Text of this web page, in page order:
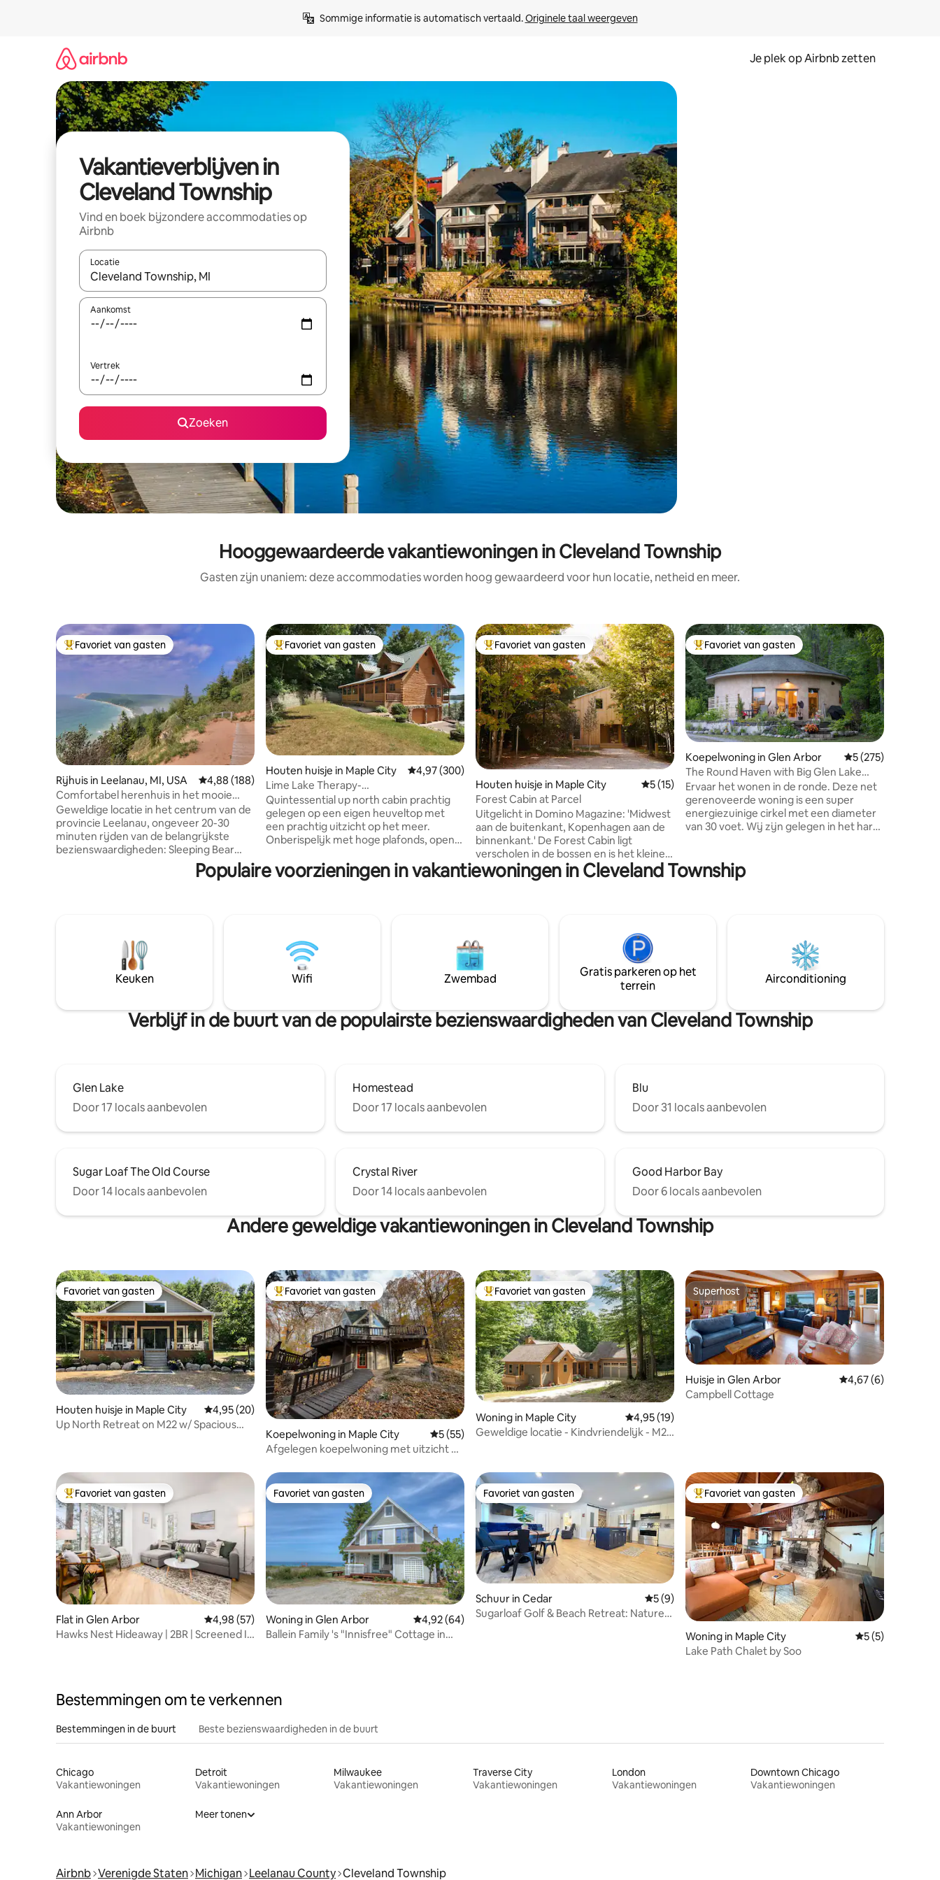
Sommige informatie is automatisch vertaald. Originele taal weergeven
Je plek op Airbnb zetten
Vakantieverblijven in
Cleveland Township
Vind en boek bijzondere accommodaties op
Airbnb
Locatie
Wanneer er resultaten beschikbaar zijn, maak je een keuze met je de pijltjestoetsen omhoog en omlaag, óf door te tikken of swipen.
Aankomst
Vertrek
Zoeken
Hooggewaardeerde vakantiewoningen in Cleveland Township
Gasten zijn unaniem: deze accommodaties worden hoog gewaardeerd voor hun locatie, netheid en meer.
Topfavoriet van gasten
Favoriet van gasten
Rijhuis in Leelanau, MI, USA Gemiddelde beoordeling van 4,88 op 5, 188 recensies
4,88 (188)
Comfortabel herenhuis in het mooie
Leelanau~
Geweldige locatie in het centrum van de
provincie Leelanau, ongeveer 20-30
minuten rijden van de belangrijkste
bezienswaardigheden: Sleeping Bear
Dunes, Traverse City (Cherry Festival en
Film Festival), Leland Fishtown, Sutton 's
appartement een geweldige plek om te
ontspannen en te ontspannen. Kom en
ontdek alles wat het gebied te bieden
heeft: zomervakanties, herfstkleur- en
lentebloesems!
Topfavoriet van gasten
Favoriet van gasten
Houten huisje in Maple City Gemiddelde beoordeling van 4,97 op 5, 300 recensies
4,97 (300)
Lime Lake Therapy-
HotTub/PingPong/Private Dock/AC
Quintessential up north cabin prachtig
gelegen op een eigen heuveltop met
een prachtig uitzicht op het meer.
Onberispelijk met hoge plafonds, open
Begane grond master bedroom suite
met uitzicht op het sprankelende blauwe
aan de overkant van de straat met een
NIEUW dok, vuurplaats en picknickplaats.
Puur, mooi Leelanau ten beste! 39
minuten om Crystal Mt.!
Topfavoriet van gasten
Favoriet van gasten
Houten huisje in Maple City Gemiddelde beoordeling van 5 op 5, 15 recensies
5 (15)
Forest Cabin at Parcel
Uitgelicht in Domino Magazine: 'Midwest
aan de buitenkant, Kopenhagen aan de
binnenkant.' De Forest Cabin ligt
verscholen in de bossen en is het kleine
zusje van de Meadow Cabin. Het is de
kleinste van onze twee hutten, met
Scandinavisch design. De Forest Cabin
heeft een slaapkamer op de begane
grond, een loftslaapkamer op de tweede
verdieping, een badkamer en een
Topfavoriet van gasten
Favoriet van gasten
Koepelwoning in Glen Arbor Gemiddelde
5 (275)
The Round Haven with Big Glen Lake
Access
Ervaar het wonen in de ronde. Deze net
gerenoveerde woning is een super
energiezuinige cirkel met een diameter
van 30 voet. Wij zijn gelegen in het hart
openbare toegang op Big Glen Lake. Een
plek om te beleven, te ontspannen en te
schilderachtige steden te verkennen.
We hopen dat je inspiratie en verjonging
vindt.
Populaire voorzieningen in vakantiewoningen in Cleveland Township
Keuken Wifi Zwembad
Gratis parkeren op het
terrein
Airconditioning
Verblijf in de buurt van de populairste bezienswaardigheden van Cleveland Township
Glen Lake
Door 17 locals aanbevolen
Homestead
Door 17 locals aanbevolen
Blu
Door 31 locals aanbevolen
Sugar Loaf The Old Course
Door 14 locals aanbevolen
Crystal River
Door 14 locals aanbevolen
Good Harbor Bay
Door 6 locals aanbevolen
Andere geweldige vakantiewoningen in Cleveland Township
Favoriet van gasten
Favoriet van gasten
Houten huisje in Maple City Gemiddelde beoordeling van 4,95 op 5, 20 recensies
4,95 (20)
Up North Retreat on M22 w/ Spacious
Topfavoriet van gasten
Favoriet van gasten
Koepelwoning in Maple City Gemiddelde beoordeling van 5 op 5, 55 recensies
5 (55)
Afgelegen koepelwoning met uitzicht op
Topfavoriet van gasten
Favoriet van gasten
Woning in Maple City Gemiddelde beoordeling van 4,95 op 5, 19 recensies
4,95 (19)
Geweldige locatie - Kindvriendelijk - M22
Superhost
Superhost
Huisje in Glen Arbor Gemiddelde
4,67 (6)
Campbell Cottage
Topfavoriet van gasten
Favoriet van gasten
Flat in Glen Arbor Gemiddelde beoordeling van 4,98 op 5, 57 recensies
4,98 (57)
Hawks Nest Hideaway | 2BR | Screened In
Favoriet van gasten
Favoriet van gasten
Woning in Glen Arbor Gemiddelde beoordeling van 4,92 op 5, 64 recensies
4,92 (64)
Ballein Family 's "Innisfree" Cottage in
Favoriet van gasten
Favoriet van gasten
Schuur in Cedar Gemiddelde beoordeling van 5 op 5, 9 recensies
5 (9)
Sugarloaf Golf & Beach Retreat: Nature
Topfavoriet van gasten
Favoriet van gasten
Woning in Maple City Gemiddelde
5 (5)
Lake Path Chalet by Soo
Bestemmingen om te verkennen
Bestemmingen in de buurt Beste bezienswaardigheden in de buurt
Chicago
Vakantiewoningen
Detroit
Vakantiewoningen
Milwaukee
Vakantiewoningen
Traverse City
Vakantiewoningen
London
Vakantiewoningen
Downtown Chicago
Vakantiewoningen
Ann Arbor
Vakantiewoningen
Meer tonen
Airbnb Verenigde Staten Michigan Leelanau County Cleveland Township